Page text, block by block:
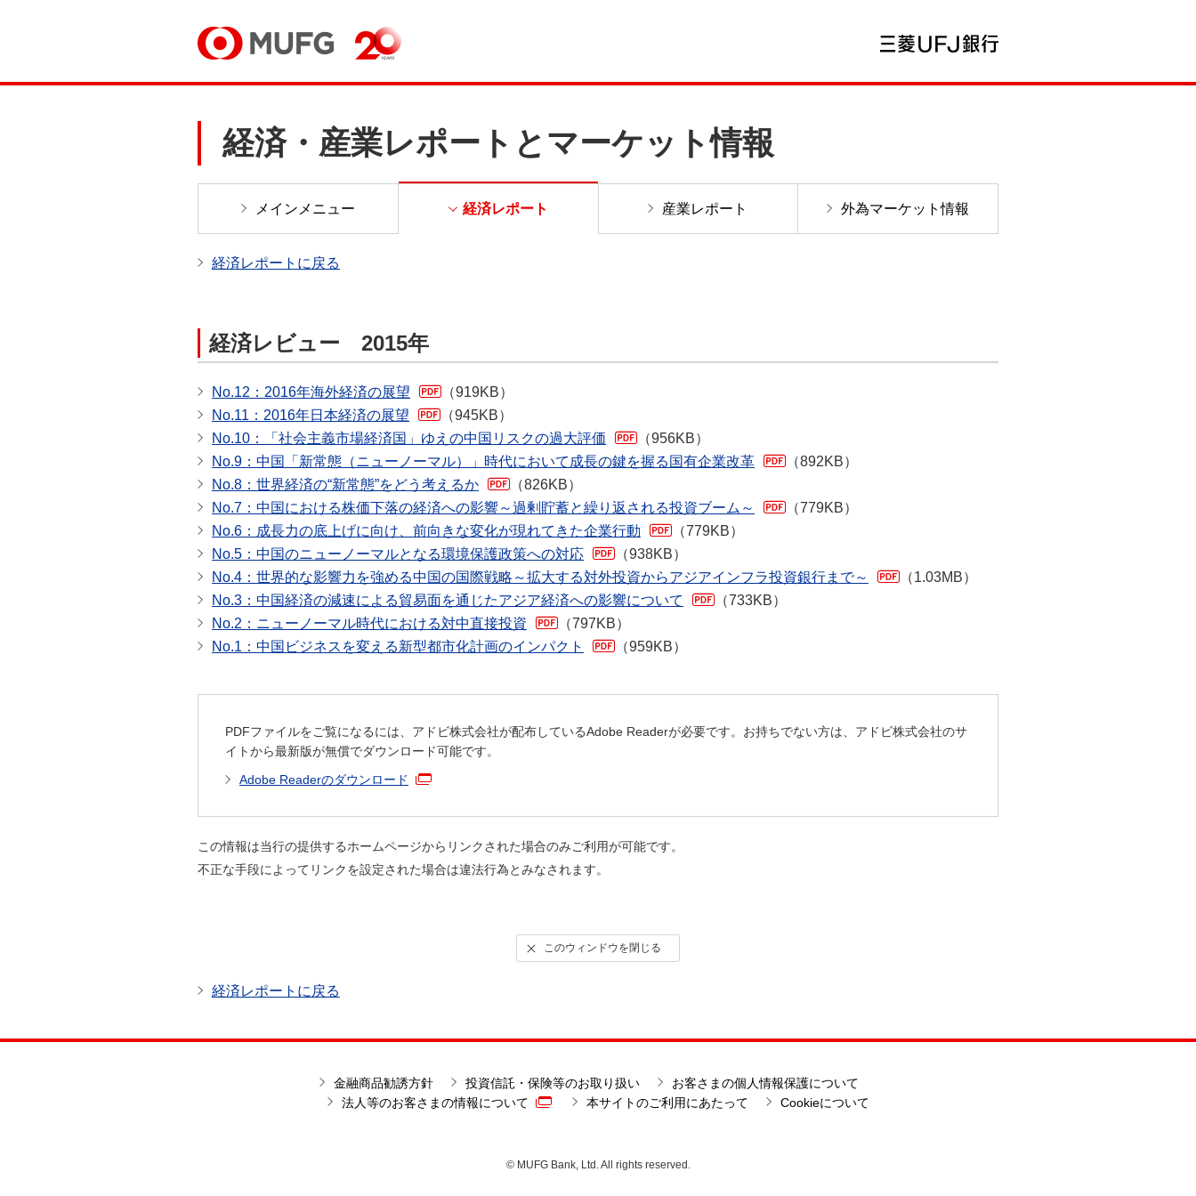
経済・産業レポートとマーケット情報
メインメニュー 経済レポート 産業レポート 外為マーケット情報
経済レポートに戻る
経済レビュー 2015年
No.12：2016年海外経済の展望
（919KB）
No.11：2016年日本経済の展望
（945KB）
No.10：「社会主義市場経済国」ゆえの中国リスクの過大評価
（956KB）
No.9：中国「新常態（ニューノーマル）」時代において成長の鍵を握る国有企業改革
（892KB）
No.8：世界経済の“新常態”をどう考えるか
（826KB）
No.7：中国における株価下落の経済への影響～過剰貯蓄と繰り返される投資ブーム～
（779KB）
No.6：成長力の底上げに向け、前向きな変化が現れてきた企業行動
（779KB）
No.5：中国のニューノーマルとなる環境保護政策への対応
（938KB）
No.4：世界的な影響力を強める中国の国際戦略～拡大する対外投資からアジアインフラ投資銀行まで～
（1.03MB）
No.3：中国経済の減速による貿易面を通じたアジア経済への影響について
（733KB）
No.2：ニューノーマル時代における対中直接投資
（797KB）
No.1：中国ビジネスを変える新型都市化計画のインパクト
（959KB）
PDFファイルをご覧になるには、アドビ株式会社が配布しているAdobe Readerが必要です。お持ちでない方は、アドビ株式会社のサ
イトから最新版が無償でダウンロード可能です。
Adobe Readerのダウンロード
この情報は当行の提供するホームページからリンクされた場合のみご利用が可能です。
不正な手段によってリンクを設定された場合は違法行為とみなされます。
このウィンドウを閉じる
経済レポートに戻る
金融商品勧誘方針 投資信託・保険等のお取り扱い
お客さまの個人情報保護について
法人等のお客さまの情報について
本サイトのご利用にあたって Cookieについて
© MUFG Bank, Ltd. All rights reserved.